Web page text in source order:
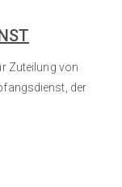
Zuteilung von
der